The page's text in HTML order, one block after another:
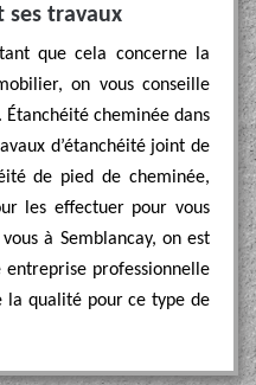
ses travaux
que cela concerne la
on vous conseille
cheminée dans
d’étanchéité joint de
de pied de cheminée,
les effectuer pour vous
à Semblancay, on est
professionnelle
la qualité pour ce type de